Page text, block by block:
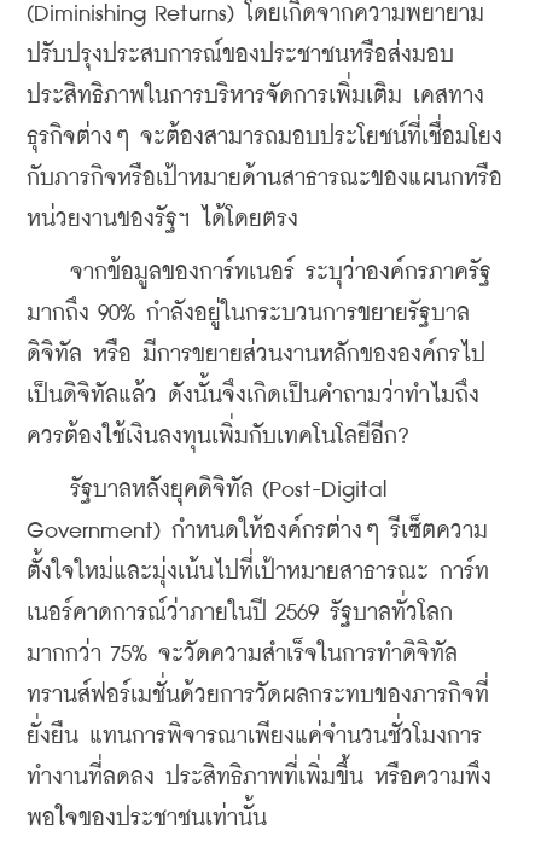
(Diminishing Returns) โดยเกิดจากความพยายาม
ปรับปรุงประสบการณ์ของประชาชนหรือส่งมอบ
ประสิทธิภาพในการบริหารจัดการเพิ่มเติม เคสทาง
ธุรกิจต่างๆ จะต้องสามารถมอบประโยชน์ที่เชื่อมโยง
กับภารกิจหรือเป้าหมายด้านสาธารณะของแผนกหรือ
หน่วยงานของรัฐฯ ได้โดยตรง
จากข้อมูลของการ์ทเนอร์ ระบุว่าองค์กรภาครัฐ
มากถึง 90% กำลังอยู่ในกระบวนการขยายรัฐบาล
ดิจิทัล หรือ มีการขยายส่วนงานหลักขององค์กรไป
เป็นดิจิทัลแล้ว ดังนั้นจึงเกิดเป็นคำถามว่าทำไมถึง
ควรต้องใช้เงินลงทุนเพิ่มกับเทคโนโลยีอีก?
รัฐบาลหลังยุคดิจิทัล (Post-Digital
Government) กำหนดให้องค์กรต่างๆ รีเซ็ตความ
ตั้งใจใหม่และมุ่งเน้นไปที่เป้าหมายสาธารณะ การ์ท
เนอร์คาดการณ์ว่าภายในปี 2569 รัฐบาลทั่วโลก
มากกว่า 75% จะวัดความสำเร็จในการทำดิจิทัล
ทรานส์ฟอร์เมชั่นด้วยการวัดผลกระทบของภารกิจที่
ยั่งยืน แทนการพิจารณาเพียงแค่จำนวนชั่วโมงการ
ทำงานที่ลดลง ประสิทธิภาพที่เพิ่มขึ้น หรือความพึง
พอใจของประชาชนเท่านั้น